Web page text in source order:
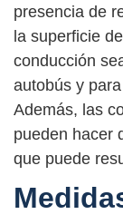
presencia de
la superficie
conducción
autobús y
Además, las
pueden hacer
que puede